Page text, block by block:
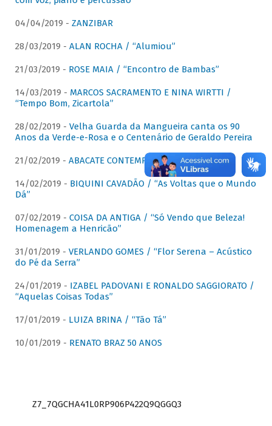
04/04/2019 - ZANZIBAR
28/03/2019 - ALAN ROCHA / “Alumiou”
21/03/2019 - ROSE MAIA / “Encontro de Bambas”
14/03/2019 - MARCOS SACRAMENTO E NINA WIRTTI /
“Tempo Bom, Zicartola”
28/02/2019 - Velha Guarda da Mangueira canta os 90
Anos da Verde-e-Rosa e o Centenário de Geraldo Pereira
21/02/2019 - ABACATE CONTEMPORÂNEO
14/02/2019 - BIQUINI CAVADÃO / “As Voltas que o Mundo
Dá”
07/02/2019 - COISA DA ANTIGA / “Só Vendo que Beleza!
Homenagem a Henricão”
31/01/2019 - VERLANDO GOMES / “Flor Serena – Acústico
do Pé da Serra”
24/01/2019 - IZABEL PADOVANI E RONALDO SAGGIORATO /
“Aquelas Coisas Todas”
17/01/2019 - LUIZA BRINA / “Tão Tá”
10/01/2019 - RENATO BRAZ 50 ANOS
Z7_7QGCHA41L0RP906P422Q9QGGQ3